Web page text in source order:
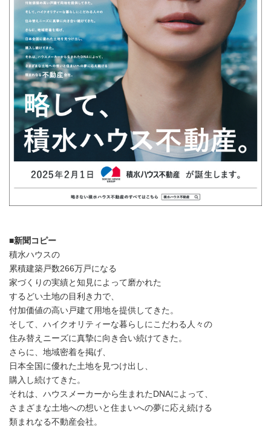
■新聞コピー
積水ハウスの
累積建築戸数266万戸になる
家づくりの実績と知見によって磨かれた
するどい土地の目利き力で、
付加価値の高い戸建て用地を提供してきた。
そして、ハイクオリティーな暮らしにこだわる人々の
住み替えニーズに真摯に向き合い続けてきた。
さらに、地域密着を掲げ、
日本全国に優れた土地を見つけ出し、
購入し続けてきた。
それは、ハウスメーカーから生まれたDNAによって、
さまざまな土地への想いと住まいへの夢に応え続ける
類まれなる不動産会社。